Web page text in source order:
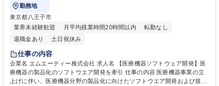
勤務地
東京都八王子市
業界未経験歓迎
月平均残業時間20時間以内
転勤なし
退職金あり
土日祝休み
仕事の内容
企業名 エムエーティー株式会社 求人名 【医療機器ソフトウェア開発】医
療機器の製品化のソフトウエア開発を牽引 仕事の内容 医療機器事業の立
上げに伴い、医療機器分野の製品化に向けたソフトウエア開発および規格